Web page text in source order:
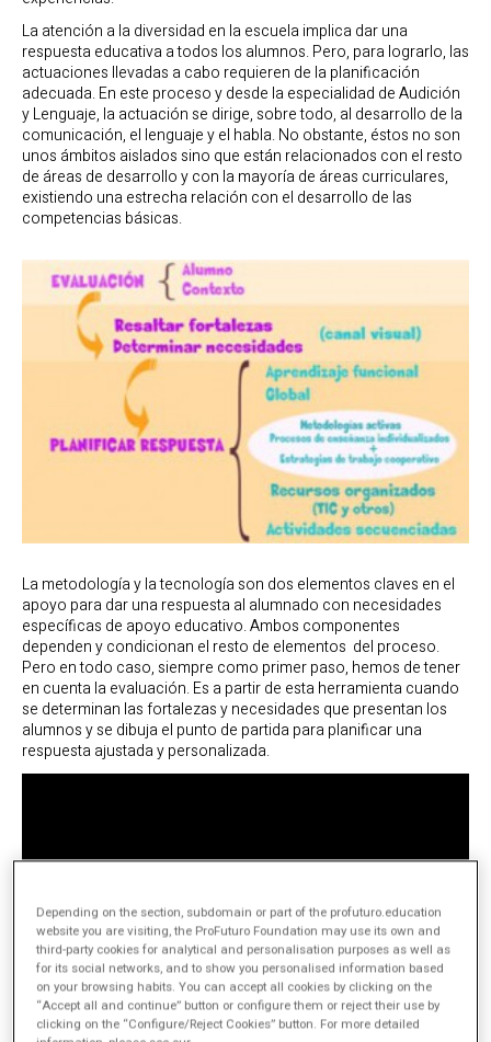
La atención a la diversidad en la escuela implica dar una
respuesta educativa a todos los alumnos. Pero, para lograrlo, las
actuaciones llevadas a cabo requieren de la planificación
adecuada. En este proceso y desde la especialidad de Audición
y Lenguaje, la actuación se dirige, sobre todo, al desarrollo de la
comunicación, el lenguaje y el habla. No obstante, éstos no son
unos ámbitos aislados sino que están relacionados con el resto
de áreas de desarrollo y con la mayoría de áreas curriculares,
existiendo una estrecha relación con el desarrollo de las
competencias básicas.
La metodología y la tecnología son dos elementos claves en el
apoyo para dar una respuesta al alumnado con necesidades
específicas de apoyo educativo. Ambos componentes
dependen y condicionan el resto de elementos del proceso.
Pero en todo caso, siempre como primer paso, hemos de tener
en cuenta la evaluación. Es a partir de esta herramienta cuando
se determinan las fortalezas y necesidades que presentan los
alumnos y se dibuja el punto de partida para planificar una
respuesta ajustada y personalizada.
Depending on the section, subdomain or part of the profuturo.education
website you are visiting, the ProFuturo Foundation may use its own and
third-party cookies for analytical and personalisation purposes as well as
for its social networks, and to show you personalised information based
on your browsing habits. You can accept all cookies by clicking on the
“Accept all and continue” button or configure them or reject their use by
clicking on the “Configure/Reject Cookies” button. For more detailed